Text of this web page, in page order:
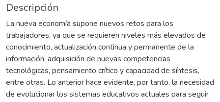
Descripción
La nueva economía supone nuevos retos para los
trabajadores, ya que se requieren niveles más elevados de
conocimiento, actualización continua y permanente de la
información, adquisición de nuevas competencias
tecnológicas, pensamiento crítico y capacidad de síntesis,
entre otras. Lo anterior hace evidente, por tanto, la necesidad
de evolucionar los sistemas educativos actuales para seguir